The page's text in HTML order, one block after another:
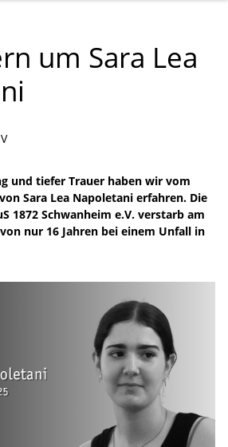
um Sara Lea
und tiefer Trauer haben wir vom
Sara Lea Napoletani erfahren. Die
1872 Schwanheim e.V. verstarb am
nur 16 Jahren bei einem Unfall in